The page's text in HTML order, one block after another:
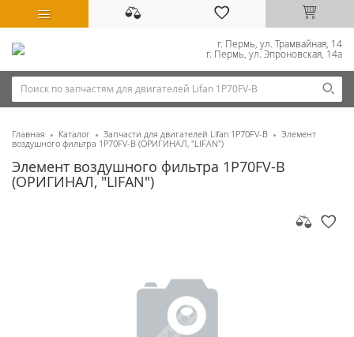
г. Пермь, ул. Трамвайная, 14
г. Пермь, ул. Эпроновская, 14а
Главная Каталог Запчасти для двигателей Lifan 1P70FV-B
Элемент
воздушного фильтра 1P70FV-B (ОРИГИНАЛ, "LIFAN")
Элемент воздушного фильтра 1P70FV-B
(ОРИГИНАЛ, "LIFAN")